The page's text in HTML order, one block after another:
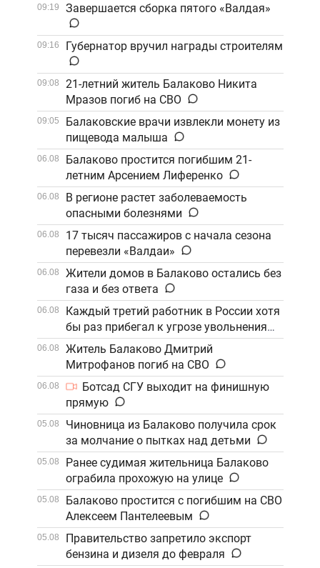
09:19 Завершается сборка пятого «Валдая»
09:16 Губернатор вручил награды строителям
09:08
21-летний житель Балаково Никита
Мразов погиб на СВО
09:05
Балаковские врачи извлекли монету из
пищевода малыша
06.08
Балаково простится погибшим 21-
летним Арсением Лиференко
06.08
В регионе растет заболеваемость
опасными болезнями
06.08
17 тысяч пассажиров с начала сезона
перевезли «Валдаи»
06.08
Жители домов в Балаково остались без
газа и без ответа
06.08
Каждый третий работник в России хотя
бы раз прибегал к угрозе увольнения
06.08
Житель Балаково Дмитрий
Митрофанов погиб на СВО
06.08
Ботсад СГУ выходит на финишную
прямую
05.08
Чиновница из Балаково получила срок
за молчание о пытках над детьми
05.08
Ранее судимая жительница Балаково
ограбила прохожую на улице
05.08
Балаково простится с погибшим на СВО
Алексеем Пантелеевым
05.08
Правительство запретило экспорт
бензина и дизеля до февраля